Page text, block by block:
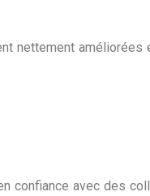
nettement améliorées
confiance avec des